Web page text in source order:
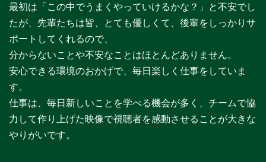
最初は「この中でうまくやっていけるかな？」と不安でし
たが、先輩たちは皆、とても優しくて、後輩をしっかりサ
ポートしてくれるので、
分からないことや不安なことはほとんどありません。
安心できる環境のおかげで、毎日楽しく仕事をしていま
す。
仕事は、毎日新しいことを学べる機会が多く、チームで協
力して作り上げた映像で視聴者を感動させることが大きな
やりがいです。